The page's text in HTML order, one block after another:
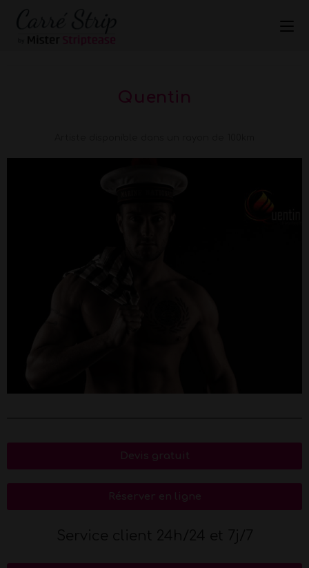
Quentin
Devis gratuit
Réserver en ligne